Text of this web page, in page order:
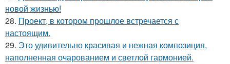
новой жизнью!
28. Проект, в котором прошлое встречается с
настоящим.
29. Это удивительно красивая и нежная композиция,
наполненная очарованием и светлой гармонией.